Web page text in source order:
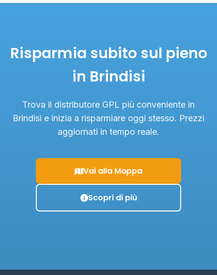
Risparmia subito sul pieno
in Brindisi
Trova il distributore GPL più conveniente in
Brindisi e inizia a risparmiare oggi stesso. Prezzi
aggiornati in tempo reale.
Vai alla Mappa
Scopri di più